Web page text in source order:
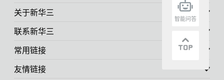
关于新华三
联系新华三
常用链接
友情链接
智能问答